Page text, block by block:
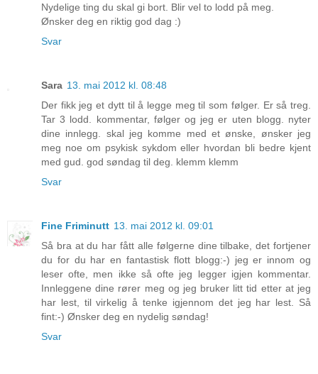
Nydelige ting du skal gi bort. Blir vel to lodd på meg.
Ønsker deg en riktig god dag :)
Svar
Sara 13. mai 2012 kl. 08:48
Der fikk jeg et dytt til å legge meg til som følger. Er så treg.
Tar 3 lodd. kommentar, følger og jeg er uten blogg. nyter
dine innlegg. skal jeg komme med et ønske, ønsker jeg
meg noe om psykisk sykdom eller hvordan bli bedre kjent
med gud. god søndag til deg. klemm klemm
Svar
Fine Friminutt 13. mai 2012 kl. 09:01
Så bra at du har fått alle følgerne dine tilbake, det fortjener
du for du har en fantastisk flott blogg:-) jeg er innom og
leser ofte, men ikke så ofte jeg legger igjen kommentar.
Innleggene dine rører meg og jeg bruker litt tid etter at jeg
har lest, til virkelig å tenke igjennom det jeg har lest. Så
fint:-) Ønsker deg en nydelig søndag!
Svar